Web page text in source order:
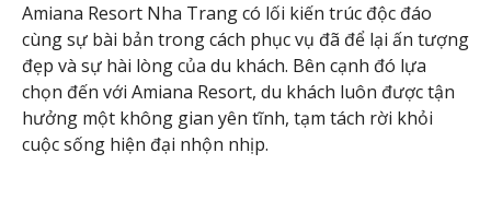
Amiana Resort Nha Trang có lối kiến trúc độc đáo
cùng sự bài bản trong cách phục vụ đã để lại ấn tượng
đẹp và sự hài lòng của du khách. Bên cạnh đó lựa
chọn đến với Amiana Resort, du khách luôn được tận
hưởng một không gian yên tĩnh, tạm tách rời khỏi
cuộc sống hiện đại nhộn nhịp.